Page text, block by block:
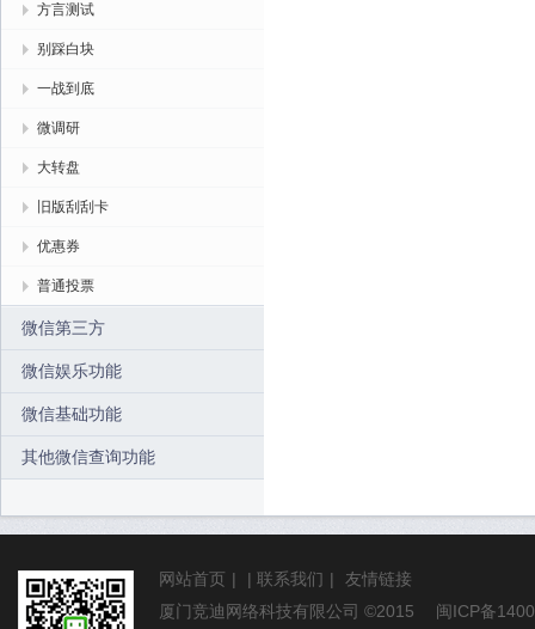
方言测试
别踩白块
一战到底
微调研
大转盘
旧版刮刮卡
优惠券
普通投票
微信第三方
微信娱乐功能
微信基础功能
其他微信查询功能
网站首页 | | 联系我们 |
友情链接
厦门竞迪网络科技有限公司 ©2015 闽ICP备